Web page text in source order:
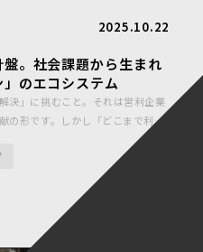
2025.10.22
。社会課題から生まれ
のエコシステム
決」に挑むこと。それは営利企業
の形です。しかし「どこまで利益
ばいいのか」。その正解は示され
るのではないでしょうか。本記事
「社会の課題を、みんなの希望へ
する、独自のエコシステムについ